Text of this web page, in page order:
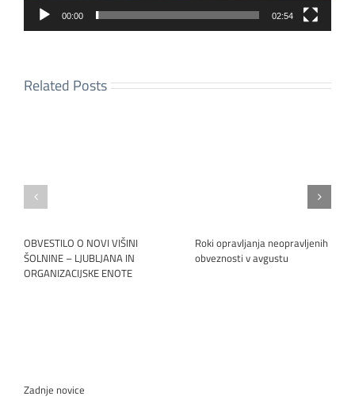
00:00 02:54
Related Posts
OBVESTILO O NOVI VIŠINI
ŠOLNINE – LJUBLJANA IN
ORGANIZACIJSKE ENOTE
Roki opravljanja neopravljenih
obveznosti v avgustu
Zadnje novice